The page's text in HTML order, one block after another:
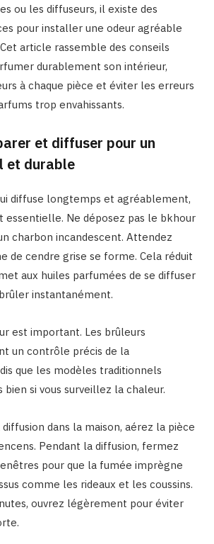
ou les diffuseurs, il existe des
pour installer une odeur agréable
Cet article rassemble des conseils
durablement son intérieur,
à chaque pièce et éviter les erreurs
trop envahissants.
et diffuser pour un
et durable
diffuse longtemps et agréablement,
essentielle. Ne déposez pas le bkhour
charbon incandescent. Attendez
de cendre grise se forme. Cela réduit
aux huiles parfumées de se diffuser
instantanément.
est important. Les brûleurs
un contrôle précis de la
que les modèles traditionnels
si vous surveillez la chaleur.
dans la maison, aérez la pièce
Pendant la diffusion, fermez
pour que la fumée imprègne
comme les rideaux et les coussins.
ouvrez légèrement pour éviter